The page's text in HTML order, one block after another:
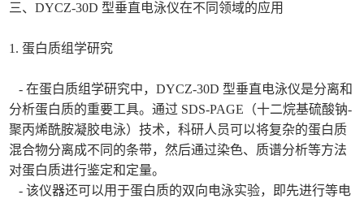
三、DYCZ-30D 型垂直电泳仪在不同领域的应用
1. 蛋白质组学研究
- 在蛋白质组学研究中，DYCZ-30D 型垂直电泳仪是分离和
分析蛋白质的重要工具。通过 SDS-PAGE（十二烷基硫酸钠-
聚丙烯酰胺凝胶电泳）技术，科研人员可以将复杂的蛋白质
混合物分离成不同的条带，然后通过染色、质谱分析等方法
对蛋白质进行鉴定和定量。
- 该仪器还可以用于蛋白质的双向电泳实验，即先进行等电